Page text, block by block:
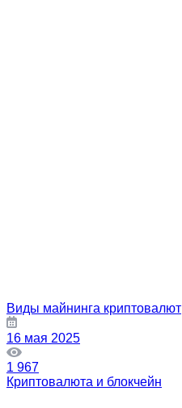
Виды майнинга криптовалют
16 мая 2025
1 967
Криптовалюта и блокчейн